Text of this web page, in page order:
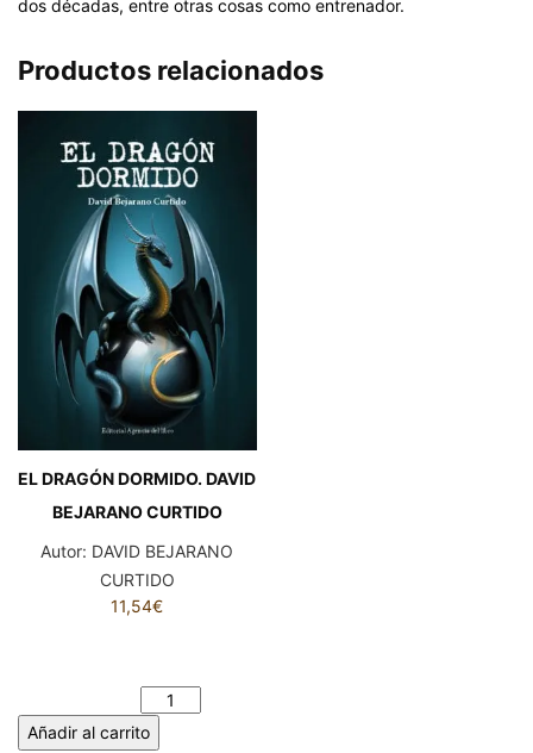
dos décadas, entre otras cosas como entrenador.
Productos relacionados
EL DRAGÓN DORMIDO. DAVID
BEJARANO CURTIDO
Autor: DAVID BEJARANO
CURTIDO
11,54€
Añadir al carrito